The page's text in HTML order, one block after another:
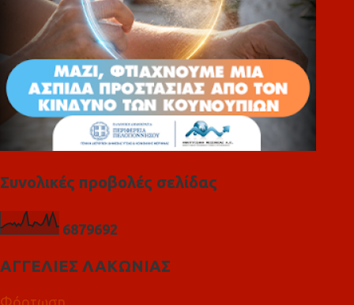
Συνολικές προβολές σελίδας
6879692
ΑΓΓΕΛΙΕΣ ΛΑΚΩΝΙΑΣ
Φόρτωση...